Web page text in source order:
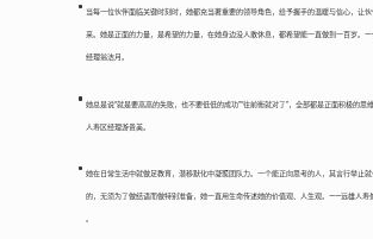
当每一位伙伴面临关键时刻时，她都充当著重要的领导角色，给予握手的温暖与信心，让
来。她是正面的力量，是希望的力量，在她身边没人敢休息，都希望能一直做到一百岁。
经理翁洁月。
她总是说“就是要高高的失败，也不要低低的成功”“往前衝就对了”，全部都是正面积极的思
人寿区经理游贵美。
她在日常生活中就做足教育，潜移默化中凝聚团队力。一个能正向思考的人，其言行举止
的，无须为了做结语而做特别准备，她一直用生命传述她的价值观、人生观。——远雄人寿
。